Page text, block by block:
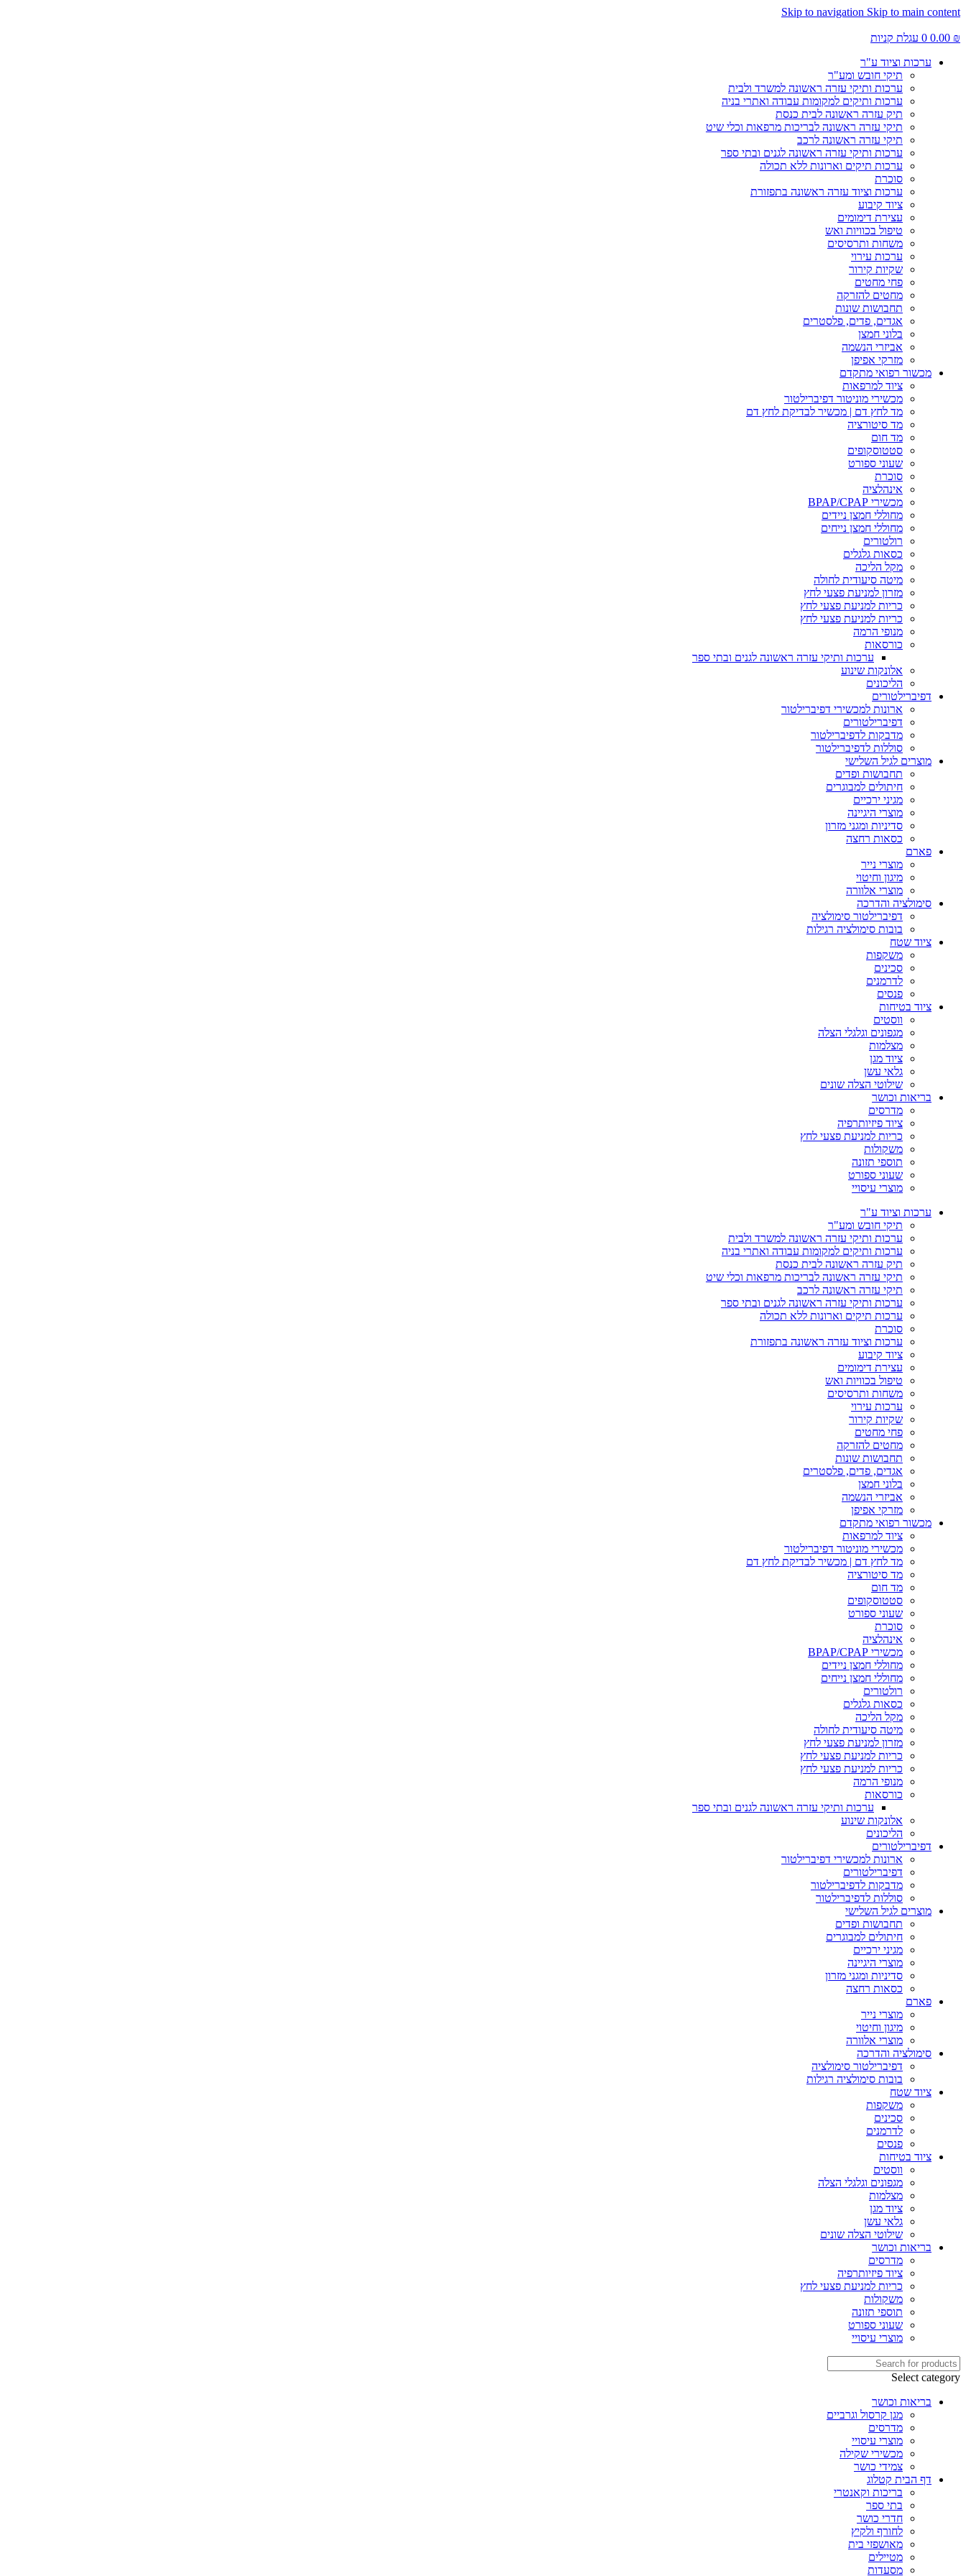
Skip to navigation Skip to main content
0.00 ₪
0 עגלת קניות
ערכות וציוד ע"ר
תיקי חובש ומע"ר
ערכות ותיקי עזרה ראשונה למשרד ולבית
ערכות ותיקים למקומות עבודה ואתרי בניה
תיק עזרה ראשונה לבית כנסת
תיקי עזרה ראשונה לבריכות מרפאות וכלי שיט
תיקי עזרה ראשונה לרכב
ערכות ותיקי עזרה ראשונה לגנים ובתי ספר
ערכות תיקים וארונות ללא תכולה
סוכרת
ערכות וציוד עזרה ראשונה בתפזורת
ציוד קיבוע
עצירת דימומים
טיפול בכוויות ואש
משחות ותרסיסים
ערכות עירוי
שקיות קירור
פחי מחטים
מחטים להזרקה
תחבושות שונות
אגדים, פדים, פלסטרים
בלוני חמצן
אביזרי הנשמה
מזרקי אפיפן
מכשור רפואי מתקדם
ציוד למרפאות
מכשירי מוניטור דפיברילטור
מד לחץ דם | מכשיר לבדיקת לחץ דם
מד סיטורציה
מד חום
סטטוסקופים
שעוני ספורט
סוכרת
אינהלציה
מכשירי BPAP/CPAP
מחוללי חמצן ניידים
מחוללי חמצן נייחים
רולטורים
כסאות גלגלים
מקל הליכה
מיטה סיעודית לחולה
מזרון למניעת פצעי לחץ
כריות למניעת פצעי לחץ
כריות למניעת פצעי לחץ
מנופי הרמה
כורסאות
ערכות ותיקי עזרה ראשונה לגנים ובתי ספר
אלונקות שינוע
הליכונים
דפיברילטורים
ארונות למכשירי דפיברילטור
דפיברילטורים
מדבקות לדפיברילטור
סוללות לדפיברילטור
מוצרים לגיל השלישי
תחבושות ופדים
חיתולים למבוגרים
מגיני ירכיים
מוצרי היגיינה
סדיניות ומגני מזרון
כסאות רחצה
פארם
מוצרי נייר
מיגון וחיטוי
מוצרי אלוורה
סימולציה והדרכה
דפיברילטור סימולציה
בובות סימולציה רגילות
ציוד שטח
משקפות
סכינים
לדרמנים
פנסים
ציוד בטיחות
ווסטים
מגפונים וגלגלי הצלה
מצלמות
ציוד מגן
גלאי עשן
שילוטי הצלה שונים
בריאות וכושר
מדרסים
ציוד פיזיותרפיה
כריות למניעת פצעי לחץ
משקולות
תוספי תזונה
שעוני ספורט
מוצרי עיסויי
ערכות וציוד ע"ר
תיקי חובש ומע"ר
ערכות ותיקי עזרה ראשונה למשרד ולבית
ערכות ותיקים למקומות עבודה ואתרי בניה
תיק עזרה ראשונה לבית כנסת
תיקי עזרה ראשונה לבריכות מרפאות וכלי שיט
תיקי עזרה ראשונה לרכב
ערכות ותיקי עזרה ראשונה לגנים ובתי ספר
ערכות תיקים וארונות ללא תכולה
סוכרת
ערכות וציוד עזרה ראשונה בתפזורת
ציוד קיבוע
עצירת דימומים
טיפול בכוויות ואש
משחות ותרסיסים
ערכות עירוי
שקיות קירור
פחי מחטים
מחטים להזרקה
תחבושות שונות
אגדים, פדים, פלסטרים
בלוני חמצן
אביזרי הנשמה
מזרקי אפיפן
מכשור רפואי מתקדם
ציוד למרפאות
מכשירי מוניטור דפיברילטור
מד לחץ דם | מכשיר לבדיקת לחץ דם
מד סיטורציה
מד חום
סטטוסקופים
שעוני ספורט
סוכרת
אינהלציה
מכשירי BPAP/CPAP
מחוללי חמצן ניידים
מחוללי חמצן נייחים
רולטורים
כסאות גלגלים
מקל הליכה
מיטה סיעודית לחולה
מזרון למניעת פצעי לחץ
כריות למניעת פצעי לחץ
כריות למניעת פצעי לחץ
מנופי הרמה
כורסאות
ערכות ותיקי עזרה ראשונה לגנים ובתי ספר
אלונקות שינוע
הליכונים
דפיברילטורים
ארונות למכשירי דפיברילטור
דפיברילטורים
מדבקות לדפיברילטור
סוללות לדפיברילטור
מוצרים לגיל השלישי
תחבושות ופדים
חיתולים למבוגרים
מגיני ירכיים
מוצרי היגיינה
סדיניות ומגני מזרון
כסאות רחצה
פארם
מוצרי נייר
מיגון וחיטוי
מוצרי אלוורה
סימולציה והדרכה
דפיברילטור סימולציה
בובות סימולציה רגילות
ציוד שטח
משקפות
סכינים
לדרמנים
פנסים
ציוד בטיחות
ווסטים
מגפונים וגלגלי הצלה
מצלמות
ציוד מגן
גלאי עשן
שילוטי הצלה שונים
בריאות וכושר
מדרסים
ציוד פיזיותרפיה
כריות למניעת פצעי לחץ
משקולות
תוספי תזונה
שעוני ספורט
מוצרי עיסויי
Select category
בריאות וכושר
מגן קרסול וגרביים
מדרסים
מוצרי עיסויי
מכשירי שקילה
צמידי כושר
דף הבית קטלוג
בריכות וקאנטרי
בתי ספר
חדרי כושר
לחורף ולקיץ
מאושפזי בית
מטיילים
מסעדות